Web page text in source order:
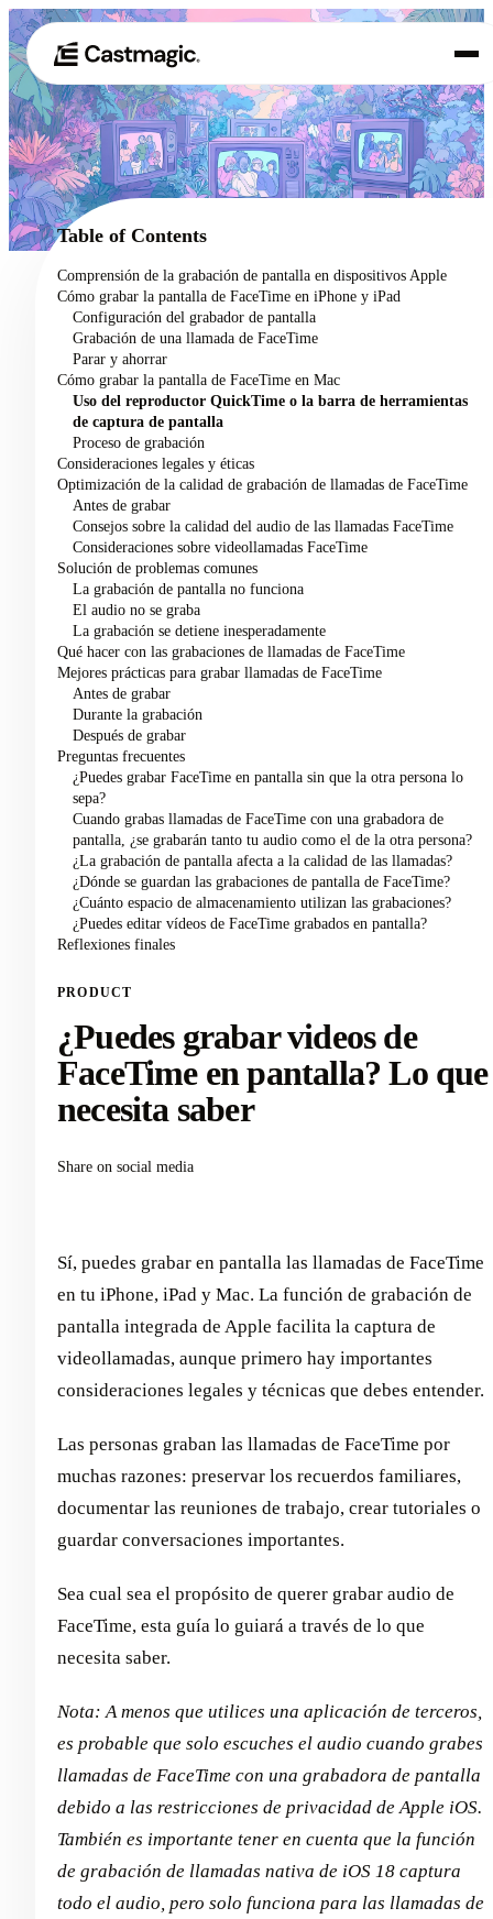
01 Producto
02 Casos de uso
Precios
Acerca de nosotros
Table of Contents
Comprensión de la grabación de pantalla en dispositivos Apple
Cómo grabar la pantalla de FaceTime en iPhone y iPad
Configuración del grabador de pantalla
Grabación de una llamada de FaceTime
Parar y ahorrar
Cómo grabar la pantalla de FaceTime en Mac
Uso del reproductor QuickTime o la barra de herramientas
de captura de pantalla
Proceso de grabación
Consideraciones legales y éticas
Optimización de la calidad de grabación de llamadas de FaceTime
Antes de grabar
Consejos sobre la calidad del audio de las llamadas FaceTime
Consideraciones sobre videollamadas FaceTime
Solución de problemas comunes
La grabación de pantalla no funciona
El audio no se graba
La grabación se detiene inesperadamente
Qué hacer con las grabaciones de llamadas de FaceTime
Mejores prácticas para grabar llamadas de FaceTime
Antes de grabar
Durante la grabación
Después de grabar
Preguntas frecuentes
¿Puedes grabar FaceTime en pantalla sin que la otra persona lo
sepa?
Cuando grabas llamadas de FaceTime con una grabadora de
pantalla, ¿se grabarán tanto tu audio como el de la otra persona?
¿La grabación de pantalla afecta a la calidad de las llamadas?
¿Dónde se guardan las grabaciones de pantalla de FaceTime?
¿Cuánto espacio de almacenamiento utilizan las grabaciones?
¿Puedes editar vídeos de FaceTime grabados en pantalla?
Reflexiones finales
PRODUCT
¿Puedes grabar videos de
FaceTime en pantalla? Lo que
necesita saber
Share on social media
Sí, puedes grabar en pantalla las llamadas de FaceTime
en tu iPhone, iPad y Mac. La función de grabación de
pantalla integrada de Apple facilita la captura de
videollamadas, aunque primero hay importantes
consideraciones legales y técnicas que debes entender.
Las personas graban las llamadas de FaceTime por
muchas razones: preservar los recuerdos familiares,
documentar las reuniones de trabajo, crear tutoriales o
guardar conversaciones importantes.
Sea cual sea el propósito de querer grabar audio de
FaceTime, esta guía lo guiará a través de lo que
necesita saber.
Nota: A menos que utilices una aplicación de terceros,
es probable que solo escuches el audio cuando grabes
llamadas de FaceTime con una grabadora de pantalla
debido a las restricciones de privacidad de Apple iOS.
También es importante tener en cuenta que la función
de grabación de llamadas nativa de iOS 18 captura
todo el audio, pero solo funciona para las llamadas de